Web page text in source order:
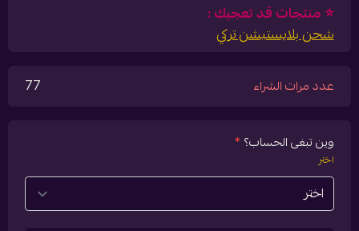
⭐️ منتجات قد تعجبك :
شحن بلايستيشن تركي
عدد مرات الشراء 77
وين تبغى الحساب؟ *
اختر